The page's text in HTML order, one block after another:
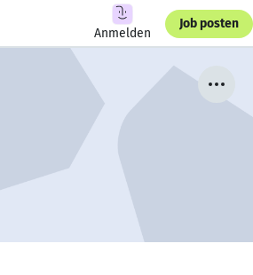
Anmelden
Job posten